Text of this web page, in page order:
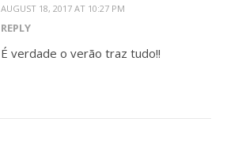
AUGUST 18, 2017 AT 10:27 PM
REPLY
É verdade o verão traz tudo!!